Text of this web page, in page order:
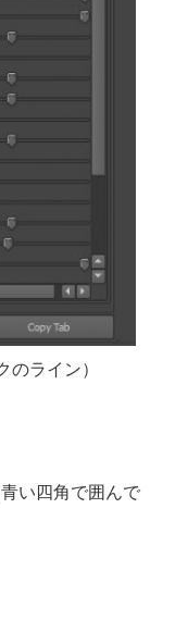
のライン）
い四角で囲んで